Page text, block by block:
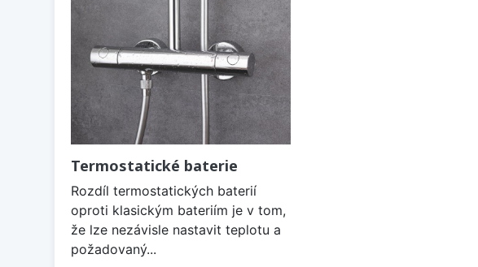
Termostatické baterie
Rozdíl termostatických baterií
oproti klasickým bateriím je v tom,
že lze nezávisle nastavit teplotu a
požadovaný...